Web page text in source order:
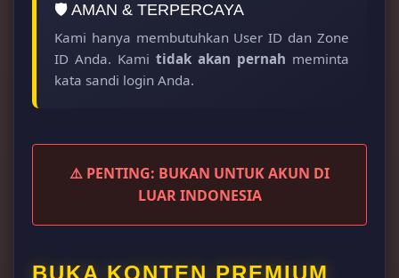
🛡️ AMAN & TERPERCAYA
Kami hanya membutuhkan User ID dan Zone
ID Anda. Kami tidak akan pernah meminta
kata sandi login Anda.
⚠️ PENTING: BUKAN UNTUK AKUN DI
LUAR INDONESIA
BUKA KONTEN PREMIUM